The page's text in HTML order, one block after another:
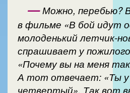
—Можно, перебью?
в фильме «В бой идут
молоденький летчик-
спрашивает у
«Почему вы на меня
А тот отвечает: «Ты у
четвертый». Так вот